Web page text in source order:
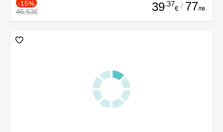
-15%
46.53€ 39.37
€ / 77лв.